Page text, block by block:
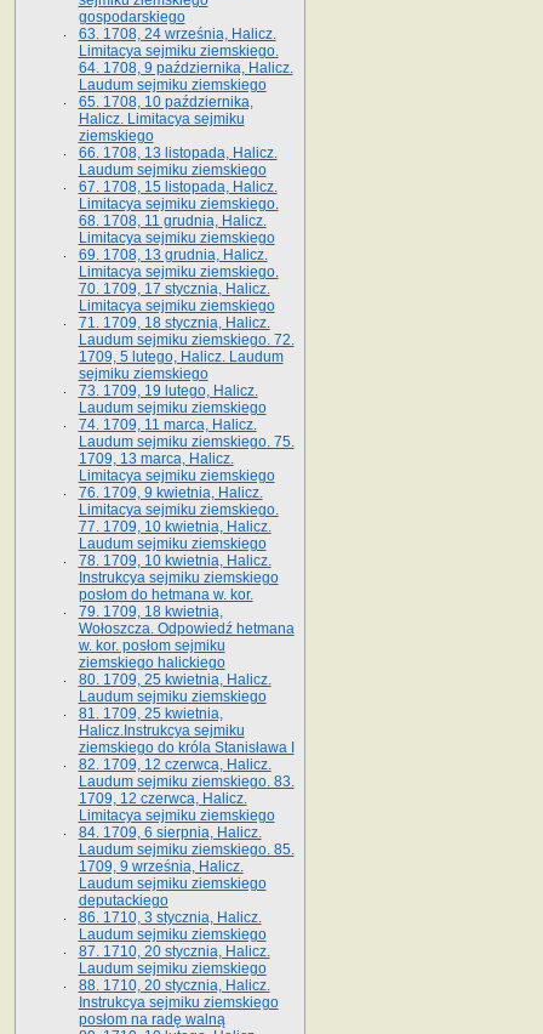
gospodarskiego
63. 1708, 24 września, Halicz.
Limitacya sejmiku ziemskiego.
64. 1708, 9 października, Halicz.
Laudum sejmiku ziemskiego
65­. 1708, 10 października,
Halicz. Limitacya sejmiku
ziemskiego
66. 1708, 13 listopada, Halicz.
Laudum sejmiku ziemskiego
67. 1708, 15 listopada, Halicz.
Limitacya sejmiku ziemskiego.
68. 1708, 11 grudnia, Halicz.
Limitacya sejmiku ziemskiego
69. 1708, 13 grudnia, Halicz.
Limitacya sejmiku ziemskiego.
70. 1709, 17 stycznia, Halicz.
Limitacya sejmiku ziemskiego
71. 1709, 18 stycznia, Halicz.
Laudum sejmiku ziemskiego. 72.
1709, 5 lutego, Halicz. Laudum
sejmiku ziemskiego
73. 1709, 19 lutego, Halicz.
Laudum sejmiku ziemskiego
74. 1709, 11 marca, Halicz.
Laudum sejmiku ziemskiego. 75.
1709, 13 marca, Halicz.
Limitacya sejmiku ziemskiego
76. 1709, 9 kwietnia, Halicz.
Limitacya sejmiku ziemskiego.
77. 1709, 10 kwietnia, Halicz.
Laudum sejmiku ziemskiego
78. 1709, 10 kwietnia, Halicz.
Instrukcya sejmiku ziemskiego
posłom do hetmana w. kor.
79. 1709, 18 kwietnia,
Wołoszcza. Odpowiedź hetmana
w. kor. posłom sejmiku
ziemskiego halickiego
80. 1709, 25 kwietnia, Halicz.
Laudum sejmiku ziemskiego
81. 1709, 25 kwietnia,
Halicz.Instrukcya sejmiku
ziemskiego do króla Stanisława I
82. 1709, 12 czerwca, Halicz.
Laudum sejmiku ziemskiego. 83.
1709, 12 czerwca, Halicz.
Limitacya sejmiku ziemskiego
84. 1709, 6 sierpnia, Halicz.
Laudum sejmiku ziemskiego. 85.
1709, 9 września, Halicz.
Laudum sejmiku ziemskiego
deputackiego
86. 1710, 3 stycznia, Halicz.
Laudum sejmiku ziemskiego
87. 1710, 20 stycznia, Halicz.
Laudum sejmiku ziemskiego
88. 1710, 20 stycznia, Halicz.
Instrukcya sejmiku ziemskiego
posłom na radę walną